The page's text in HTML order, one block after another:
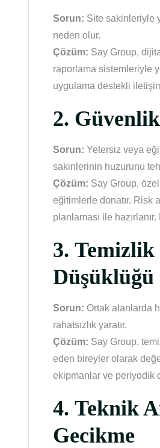
Sorun: Site sakinleriyle
neden olur.
Çözüm: Say Group,
raporlama sistemleriyle
uygulama destekli
2.
Sorun: Yetersiz veya
sakinlerinin huzurunu
Çözüm: Say Group,
eğitimlerle donatır. Risk
planlaması ile
3. Temizlik
Düşüklüğü
Sorun: Ortak alanlarda
rahatsızlık yaratır.
Çözüm: Say Group,
eden bireyler olarak
ekipmanlar ve periyodik
4. Teknik
Gecikme